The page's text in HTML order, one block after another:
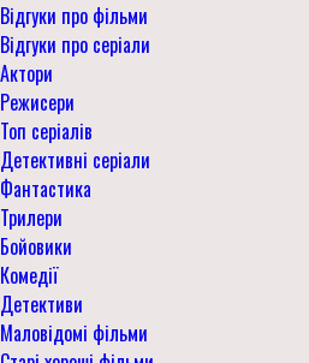
Відгуки про фільми
Відгуки про серіали
Актори
Режисери
Топ серіалів
Детективні серіали
Фантастика
Трилери
Бойовики
Комедії
Детективи
Маловідомі фільми